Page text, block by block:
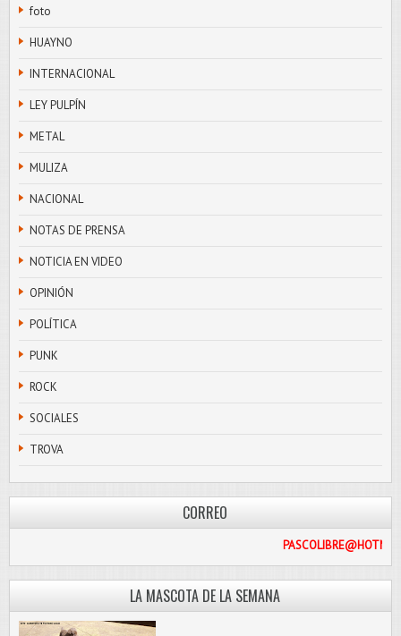
foto
HUAYNO
INTERNACIONAL
LEY PULPÍN
METAL
MULIZA
NACIONAL
NOTAS DE PRENSA
NOTICIA EN VIDEO
OPINIÓN
POLÍTICA
PUNK
ROCK
SOCIALES
TROVA
CORREO
LA MASCOTA DE LA SEMANA